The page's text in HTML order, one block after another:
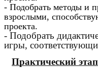
- Подобрать методы и
взрослыми,
проекта.
- Подобрать
игры,
Практический этап